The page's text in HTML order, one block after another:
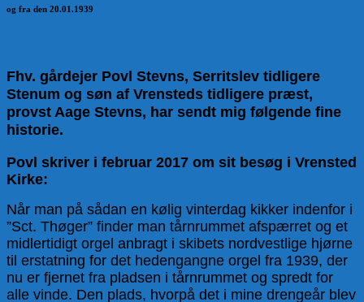
og fra den 20.01.1939
Fhv. gårdejer Povl Stevns, Serritslev tidligere
Stenum og søn af Vrensteds tidligere præst,
provst Aage Stevns, har sendt mig følgende fine
historie.
Povl skriver i februar 2017 om sit besøg i Vrensted
Kirke:
Når man på sådan en kølig vinterdag kikker indenfor i
”Sct. Thøger” finder man tårnrummet afspærret og et
midlertidigt orgel anbragt i skibets nordvestlige hjørne
til erstatning for det hedengangne orgel fra 1939, der
nu er fjernet fra pladsen i tårnrummet og spredt for
alle vinde. Den plads, hvorpå det i mine drengeår blev